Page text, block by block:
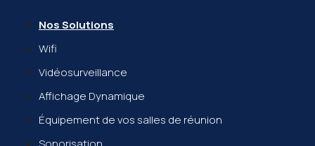
Nos Solutions
Wifi
Vidéosurveillance
Affichage Dynamique
Équipement de vos salles de réunion